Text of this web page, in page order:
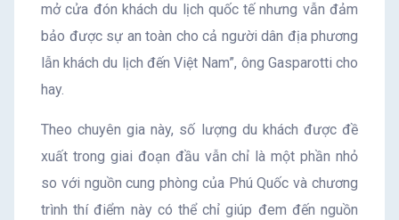
mở cửa đón khách du lịch quốc tế nhưng vẫn đảm
bảo được sự an toàn cho cả người dân địa phương
lẫn khách du lịch đến Việt Nam”, ông Gasparotti cho
hay.
Theo chuyên gia này, số lượng du khách được đề
xuất trong giai đoạn đầu vẫn chỉ là một phần nhỏ
so với nguồn cung phòng của Phú Quốc và chương
trình thí điểm này có thể chỉ giúp đem đến nguồn